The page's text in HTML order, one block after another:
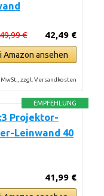
42,49 €
49,99 €
Amazon ansehen
zzgl. Versandkosten
EMPFEHLUNG
Projektor-
Leinwand 40
41,99 €